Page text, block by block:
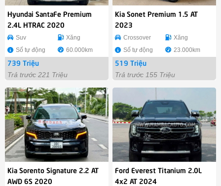
Hyundai SantaFe Premium
2.4L HTRAC 2020
Suv
Xăng
Số tự động
60.000km
739 Triệu
Trả trước 221 Triệu
Kia Sonet Premium 1.5 AT
2023
Crossover
Xăng
Số tự động
23.000km
519 Triệu
Trả trước 155 Triệu
Kia Sorento Signature 2.2 AT
AWD 6S 2020
Ford Everest Titanium 2.0L
4x2 AT 2024